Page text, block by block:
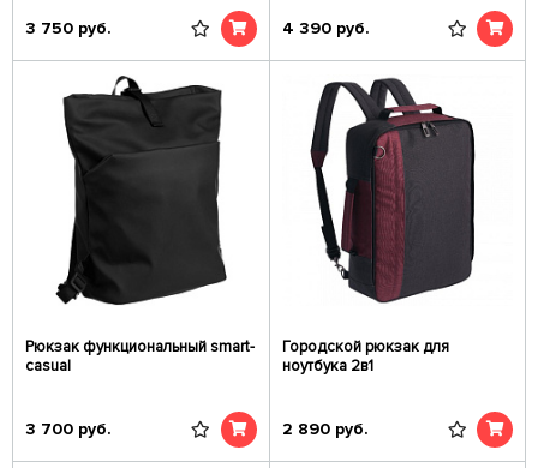
3 750 руб. 4 390 руб.
Рюкзак функциональный smart-
casual
3 700 руб.
Городской рюкзак для
ноутбука 2в1
2 890 руб.